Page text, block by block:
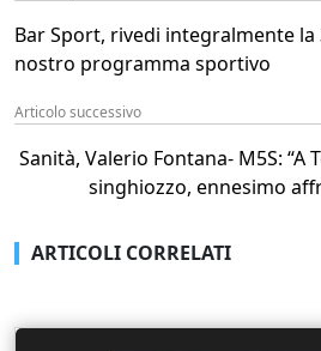
Bar Sport, rivedi integralmente la
nostro programma sportivo
Articolo successivo
Sanità, Valerio Fontana- M5S: “A
singhiozzo, ennesimo
ARTICOLI CORRELATI